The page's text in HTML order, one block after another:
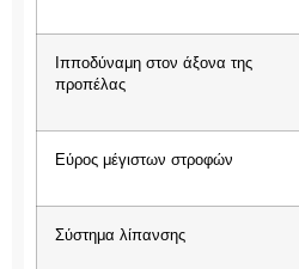
Ιπποδύναμη στον άξονα της
προπέλας
Εύρος μέγιστων στροφών
Σύστημα λίπανσης